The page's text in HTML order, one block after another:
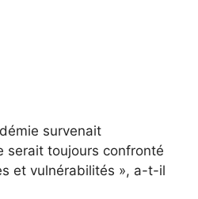
survenait
serait toujours confronté
et vulnérabilités », a-t-il